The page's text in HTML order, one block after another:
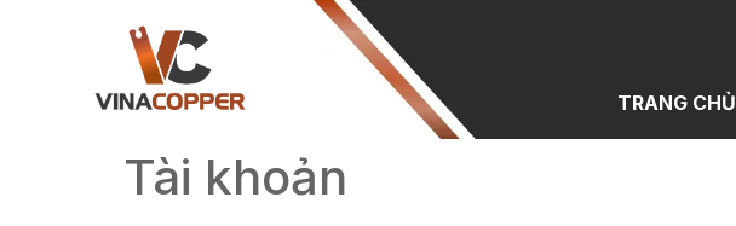
TRANG CHỦ
Tài khoản